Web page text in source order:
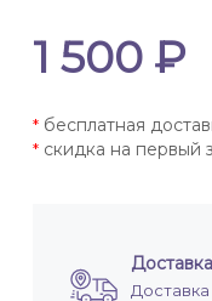
1 500 ₽
*бесплатная
*скидка на первый
Доставка